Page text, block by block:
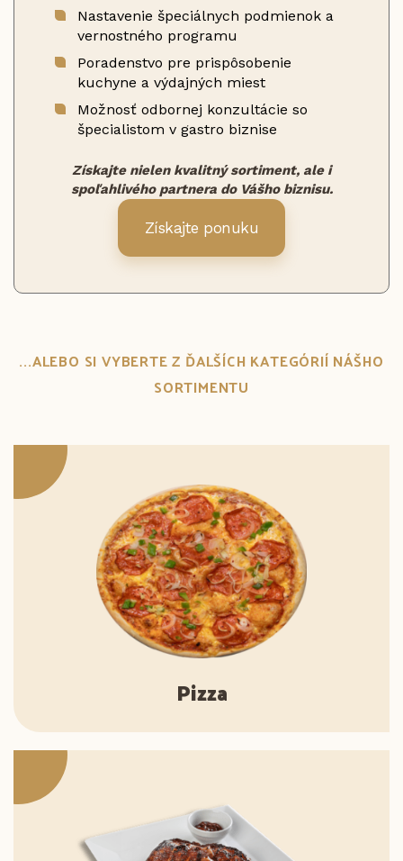
Nastavenie špeciálnych podmienok a
vernostného programu
Poradenstvo pre prispôsobenie
kuchyne a výdajných miest
Možnosť odbornej konzultácie so
špecialistom v gastro biznise
Získajte nielen kvalitný sortiment, ale i
spoľahlivého partnera do Vášho biznisu.
Získajte ponuku
...ALEBO SI VYBERTE Z ĎALŠÍCH KATEGÓRIÍ NÁŠHO
SORTIMENTU
Pizza